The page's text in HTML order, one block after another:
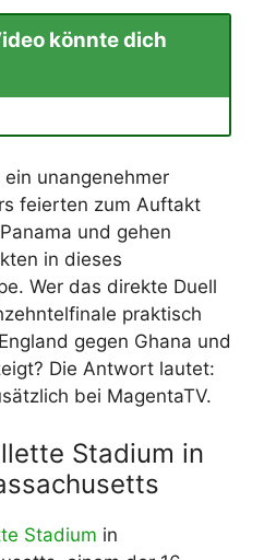
könnte dich
unangenehmer
feierten zum Auftakt
und gehen
in dieses
Wer das direkte Duell
praktisch
gegen Ghana und
Die Antwort lautet:
bei MagentaTV.
Stadium in
Stadium in